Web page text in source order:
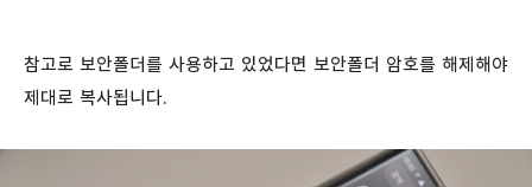
참고로 보안폴더를 사용하고 있었다면 보안폴더 암호를 해제해야
제대로 복사됩니다.